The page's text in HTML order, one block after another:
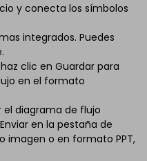
y conecta los símbolos
integrados. Puedes
clic en Guardar para
en el formato
diagrama de flujo
en la pestaña de
imagen o en formato PPT,